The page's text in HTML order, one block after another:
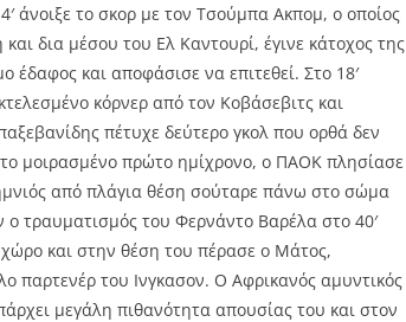
άνοιξε το σκορ με τον Τσούμπα Ακπομ, ο οποίος
δια μέσου του Ελ Καντουρί, έγινε κάτοχος της
και αποφάσισε να επιτεθεί. Στο 18′
κόρνερ από τον Κοβάσεβιτς και
πέτυχε δεύτερο γκολ που ορθά δεν
μοιρασμένο πρώτο ημίχρονο, ο ΠΑΟΚ πλησίασε
από πλάγια θέση σούταρε πάνω στο σώμα
τραυματισμός του Φερνάντο Βαρέλα στο 40′
χώρο και στην θέση του πέρασε ο Μάτος,
παρτενέρ του Ινγκασον. Ο Αφρικανός αμυντικός
μεγάλη πιθανότητα απουσίας του και στον